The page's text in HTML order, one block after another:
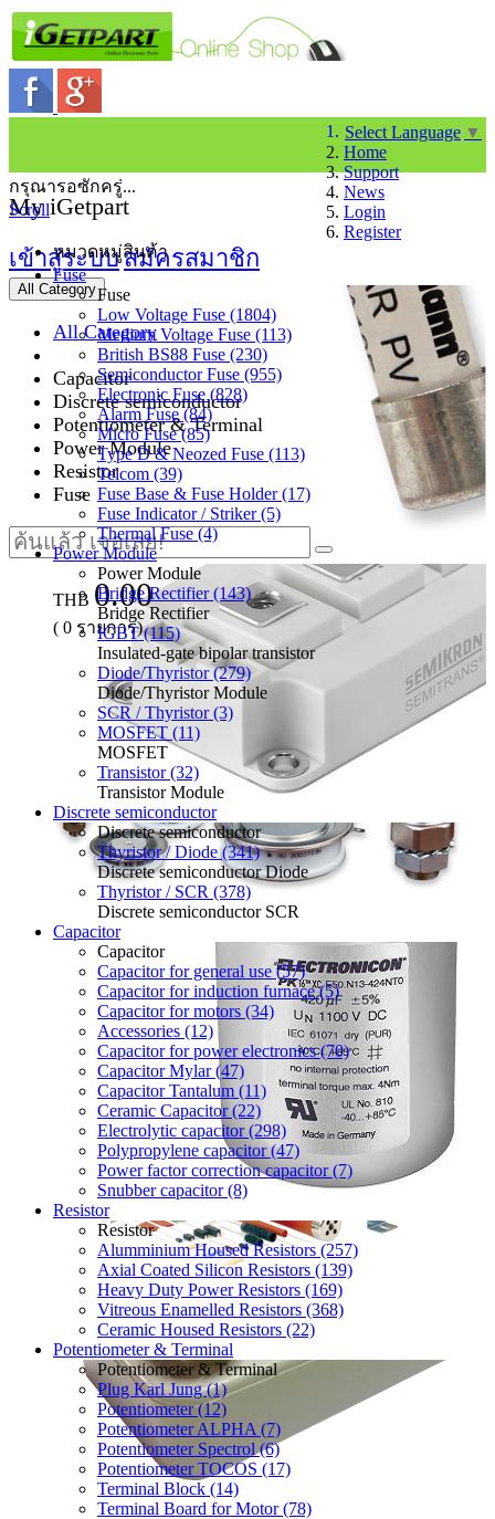
Select Language ▼
Home
Support
News
Login
Register
My iGetpart
เข้าสู่ระบบสมัครสมาชิก
All Category
All Category
Capacitor
Discrete semiconductor
Potentiometer & Terminal
Power Module
Resistor
Fuse
THB 0.00
( 0 รายการ)
กรุณารอซักครู่...
Scroll
หมวดหมู่สินค้า
Fuse
Fuse
Low Voltage Fuse (1804)
Medium Voltage Fuse (113)
British BS88 Fuse (230)
Semiconductor Fuse (955)
Electronic Fuse (828)
Alarm Fuse (84)
Micro Fuse (85)
Type D & Neozed Fuse (113)
Telcom (39)
Fuse Base & Fuse Holder (17)
Fuse Indicator / Striker (5)
Thermal Fuse (4)
Power Module
Power Module
Bridge Rectifier (143)
Bridge Rectifier
IGBT (115)
Insulated-gate bipolar transistor
Diode/Thyristor (279)
Diode/Thyristor Module
SCR / Thyristor (3)
MOSFET (11)
MOSFET
Transistor (32)
Transistor Module
Discrete semiconductor
Discrete semiconductor
Thyristor / Diode (341)
Discrete semiconductor Diode
Thyristor / SCR (378)
Discrete semiconductor SCR
Capacitor
Capacitor
Capacitor for general use (57)
Capacitor for induction furnace (5)
Capacitor for motors (34)
Accessories (12)
Capacitor for power electronics (70)
Capacitor Mylar (47)
Capacitor Tantalum (11)
Ceramic Capacitor (22)
Electrolytic capacitor (298)
Polypropylene capacitor (47)
Power factor correction capacitor (7)
Snubber capacitor (8)
Resistor
Resistor
Alumminium Housed Resistors (257)
Axial Coated Silicon Resistors (139)
Heavy Duty Power Resistors (169)
Vitreous Enamelled Resistors (368)
Ceramic Housed Resistors (22)
Potentiometer & Terminal
Potentiometer & Terminal
Plug Karl Jung (1)
Potentiometer (12)
Potentiometer ALPHA (7)
Potentiometer Spectrol (6)
Potentiometer TOCOS (17)
Terminal Block (14)
Terminal Board for Motor (78)